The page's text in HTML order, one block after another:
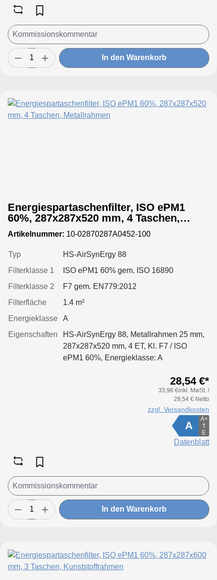
In den Warenkorb
Energiespartaschenfilter, ISO ePM1
60%, 287x287x520 mm, 4 Taschen,
Metallrahmen
Artikelnummer: 10-02870287A0452-100
Typ
HS-AirSynErgy 88
Filterklasse 1
ISO ePM1 60% gem. ISO 16890
Filterklasse 2
F7 gem. EN779:2012
Filterfläche
1.4 m²
Energieklasse
A
Eigenschaften
HS-AirSynErgy 88, Metallrahmen 25 mm,
287x287x520 mm, 4 ET, Kl. F7 / ISO
ePM1 60%, Energieklasse: A
28,54 €*
33,96 €inkl. MwSt. /
28,54 € Netto
zzgl. Versandkosten
A
A+
E
Datenblatt
In den Warenkorb